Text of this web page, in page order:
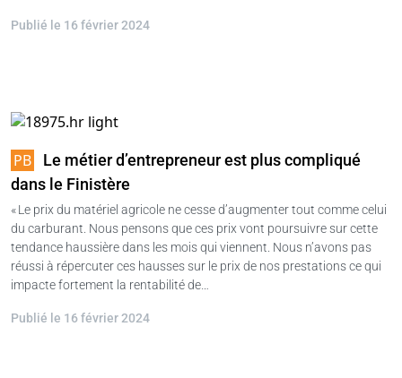
Publié le 16 février 2024
Le métier d’entrepreneur est plus compliqué
dans le Finistère
« Le prix du matériel agricole ne cesse d’augmenter tout comme celui
du carburant. Nous pensons que ces prix vont poursuivre sur cette
tendance haussière dans les mois qui viennent. Nous n’avons pas
réussi à répercuter ces hausses sur le prix de nos prestations ce qui
impacte fortement la rentabilité de…
Publié le 16 février 2024